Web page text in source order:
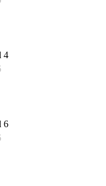
4
6